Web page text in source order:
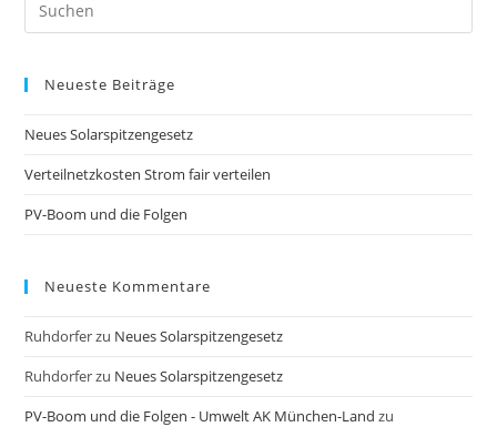
Neueste Beiträge
Neues Solarspitzengesetz
Verteilnetzkosten Strom fair verteilen
PV-Boom und die Folgen
Neueste Kommentare
Ruhdorferzu Neues Solarspitzengesetz
Ruhdorferzu Neues Solarspitzengesetz
PV-Boom und die Folgen - Umwelt AK München-Land zu